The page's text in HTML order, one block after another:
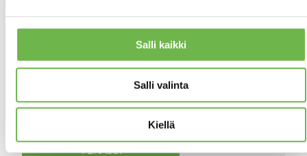
Salli kaikki
Salli valinta
Kiellä
istutuksia,
metsän laidalla
TERASSI